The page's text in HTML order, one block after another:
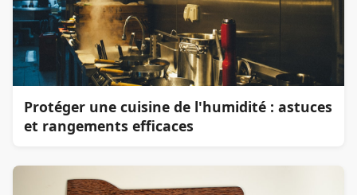
Protéger une cuisine de l'humidité : astuces
et rangements efficaces